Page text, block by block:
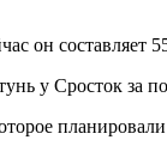
он составляет
у Сросток за